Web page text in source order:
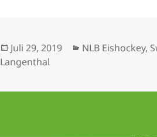
Veröffentlicht
am
Juli 29, 2019 Kategorien
NLB Eishockey,
Langenthal